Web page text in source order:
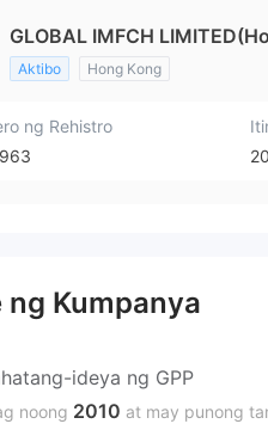
GLOBAL IMFCH
Aktibo Hong Kong
ng Rehistro
ng Kumpanya
ideya ng GPP
noong 2010 at may punong